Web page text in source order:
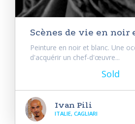
Scènes de vie en noir
Peinture en noir et blanc. Une
d'acquérir un chef-d'œuvre...
Sold
Ivan Pili
ITALIE, CAGLIARI